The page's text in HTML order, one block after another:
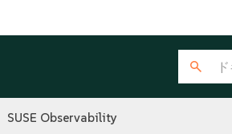
SUSE Observability